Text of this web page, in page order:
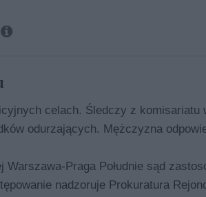

celach. Śledczy z komisariatu
odurzających. Mężczyzna
Praga Południe sąd
nadzoruje Prokuratura